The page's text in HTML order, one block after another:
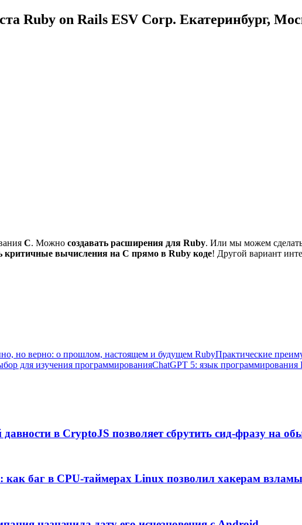
Ruby on Rails ESV Corp. Екатеринбург,
C. Можно создавать расширения для Ruby. Или мы можем сделать
критичные вычисления на C прямо в Ruby коде! Другой вариант
но верно: о прошлом, настоящем и будущем RubyПрактические
для изучения программированияChatGPT 5: язык
в CryptoJS позволяет сбрутить сид-фразу на
как баг в CPU-таймерах Linux позволил хакерам